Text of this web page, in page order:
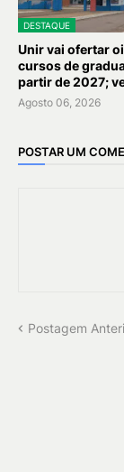
DESTAQUE
Unir vai ofertar
cursos de
partir de 2027;
Agosto 06, 2026
POSTAR UM
Postagem